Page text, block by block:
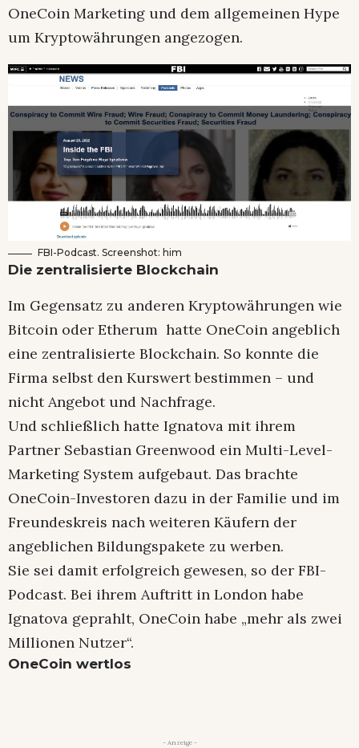
OneCoin Marketing und dem allgemeinen Hype
um Kryptowährungen angezogen.
FBI-Podcast. Screenshot: him
Die zentralisierte Blockchain
Im Gegensatz zu anderen Kryptowährungen wie
Bitcoin oder Etherum hatte OneCoin angeblich
eine zentralisierte Blockchain. So konnte die
Firma selbst den Kurswert bestimmen – und
nicht Angebot und Nachfrage.
Und schließlich hatte Ignatova mit ihrem
Partner Sebastian Greenwood ein Multi-Level-
Marketing System aufgebaut. Das brachte
OneCoin-Investoren dazu in der Familie und im
Freundeskreis nach weiteren Käufern der
angeblichen Bildungspakete zu werben.
Sie sei damit erfolgreich gewesen, so der FBI-
Podcast. Bei ihrem Auftritt in London habe
Ignatova geprahlt, OneCoin habe „mehr als zwei
Millionen Nutzer“.
OneCoin wertlos
- Anzeige -